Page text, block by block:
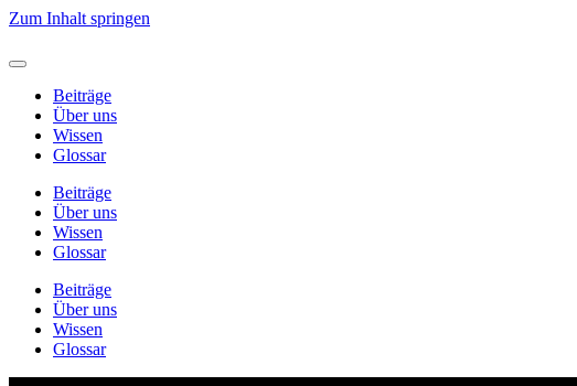
Zum Inhalt springen
Beiträge
Über uns
Wissen
Glossar
Beiträge
Über uns
Wissen
Glossar
Beiträge
Über uns
Wissen
Glossar